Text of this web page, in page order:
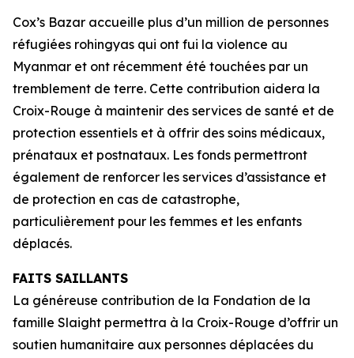
Cox’s Bazar accueille plus d’un million de personnes
réfugiées rohingyas qui ont fui la violence au
Myanmar et ont récemment été touchées par un
tremblement de terre. Cette contribution aidera la
Croix-Rouge à maintenir des services de santé et de
protection essentiels et à offrir des soins médicaux,
prénataux et postnataux. Les fonds permettront
également de renforcer les services d’assistance et
de protection en cas de catastrophe,
particulièrement pour les femmes et les enfants
déplacés.
FAITS SAILLANTS
La généreuse contribution de la Fondation de la
famille Slaight permettra à la Croix-Rouge d’offrir un
soutien humanitaire aux personnes déplacées du